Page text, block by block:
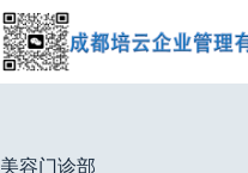
跳
至
内
容
美容门诊部